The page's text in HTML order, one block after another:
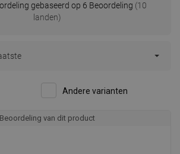
gebaseerd op 6 Beoordeling (10
landen)
Andere varianten
Beoordeling van dit product